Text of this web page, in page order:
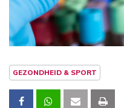
GEZONDHEID & SPORT